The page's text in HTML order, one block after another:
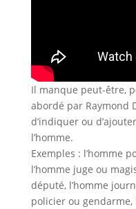
Il manque peut-être,
abordé par Raymond
d’indiquer ou
l’homme.
Exemples : l’homme
l’homme juge ou
député, l’homme
policier ou gendarme,